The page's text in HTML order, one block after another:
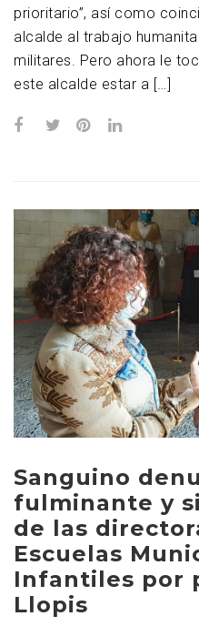
prioritario”, así como
alcalde al trabajo
militares. Pero ahora le
este alcalde estar a […]
Sanguino
fulminante y
de las
Escuelas
Infantiles por
Llopis